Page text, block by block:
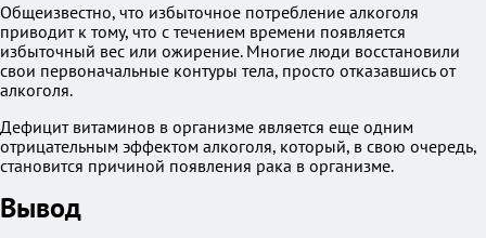
Общеизвестно, что избыточное потребление алкоголя
приводит к тому, что с течением времени появляется
избыточный вес или ожирение. Многие люди восстановили
свои первоначальные контуры тела, просто отказавшись от
алкоголя.
Дефицит витаминов в организме является еще одним
отрицательным эффектом алкоголя, который, в свою очередь,
становится причиной появления рака в организме.
Вывод